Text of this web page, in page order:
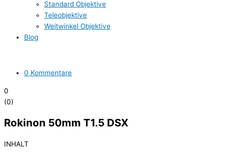
Standard Objektive
Teleobjektive
Weitwinkel Objektive
Blog
0 Kommentare
0
(0)
Rokinon 50mm T1.5 DSX
INHALT